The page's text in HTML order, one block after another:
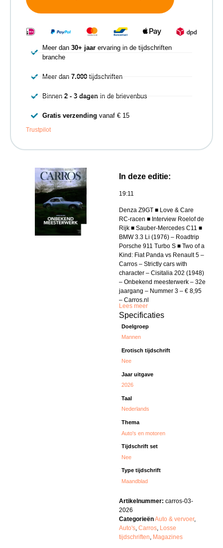
In deze editie:
19:11
Denza Z9GT ■ Love & Care
RC-racen ■ Interview Roelof de
Rijk ■ Sauber-Mercedes C11 ■
BMW 3.3 Li (1976) – Roadtrip
Porsche 911 Turbo S ■ Two of a
Kind: Fiat Panda vs Renault 5 –
Carros – Strictly cars with
character – Cisitalia 202 (1948)
– Onbekend meesterwerk – 32e
jaargang – Nummer 3 – € 8,95
– Carros.nl
Lees meer
Specificaties
Doelgroep
Mannen
Erotisch tijdschrift
Nee
Jaar uitgave
2026
Taal
Nederlands
Thema
Auto's en motoren
Tijdschrift set
Nee
Type tijdschrift
Maandblad
Artikelnummer: carros-03-
2026
CategorieënAuto & vervoer,
Auto's Carros Losse
tijdschriften Magazines
Meer dan 30+ jaarervaring in de tijdschriften
branche
Meer dan 7.000tijdschriften
Binnen 2 - 3 dagenin de brievenbus
Gratis verzending vanaf € 15
Trustpilot